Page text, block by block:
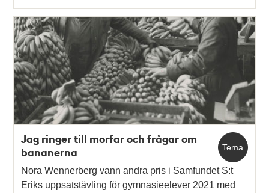
Tema
Jag ringer till morfar och frågar om
bananerna
Nora Wennerberg vann andra pris i Samfundet S:t
Eriks uppsatstävling för gymnasieelever 2021 med